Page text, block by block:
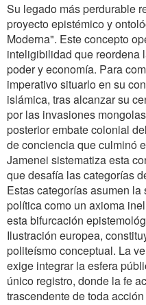
Su legado más perdurable
proyecto epistémico y
Moderna". Este concepto
inteligibilidad que reordena
poder y economía. Para
imperativo situarlo en su
islámica, tras alcanzar su
por las invasiones
posterior embate colonial
de conciencia que culminó
Jamenei sistematiza esta
que desafía las categorías
Estas categorías asumen
política como un axioma
esta bifurcación
Ilustración europea,
politeísmo conceptual. La
exige integrar la esfera
único registro, donde la fe
trascendente de toda